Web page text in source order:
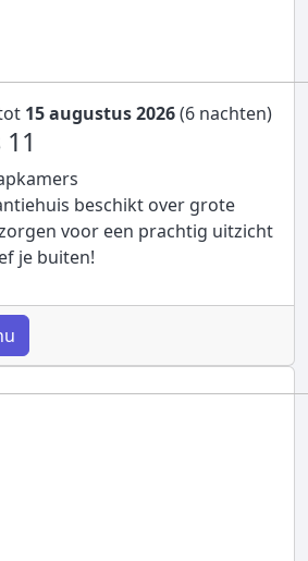
15 augustus 2026(6 nachten)
beschikt over grote
voor een prachtig uitzicht
je buiten!